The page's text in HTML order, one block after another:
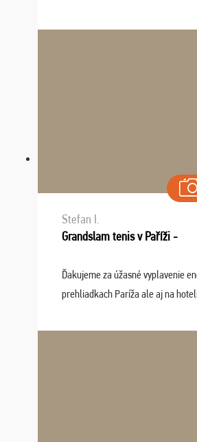
sa na budúci rok. Prajem vam este
Stefan I.
Grandslam tenis v Paříži -
Ďakujeme za úžasné vyplavenie
prehliadkach Paríža ale aj na
spomínať a zväžujeme repete